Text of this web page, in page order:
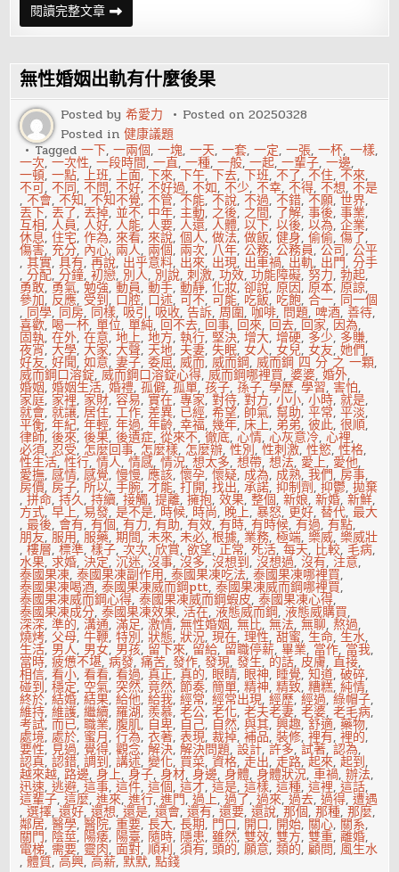
閱讀完整文章攝
護
腺
炎
的
錯
誤
認
識
無性婚姻出軌有什麼後果
Posted by希愛力 Posted on20250328
Posted in健康議題
Tagged一下,一兩個,一塊,一天,一套,一定,一張,一杯,一樣,
一次,一次性,一段時間,一直,一種,一般,一起,一輩子,一邊,
一頓,一點,上班,上面,下來,下午,下去,下班,不了,不住,不來,
不可,不同,不問,不好,不好過,不如,不少,不幸,不得,不想,不是
,不會,不知,不知不覺,不管,不能,不說,不過,不錯,不願,世界,
丟下, 丟了, 丟掉,並不, 中年,主動, 之後, 之間, 了解,事後,事業,
互相,人員,人好,人能,人要,人還,人體,以下,以後,以為,企業,
休息,住宅,作為,來看,來說,個人,做法,做飯,健身,偷偷,傷了,
傷害, 充分, 內心, 兩人, 兩個, 兩次, 八年,公務,公務員,公司,公平
,其實,具有,再說, 出乎意料, 出來, 出現, 出車禍, 出軌, 出門,分手
,分配,分鐘,初戀, 別人, 別說,刺激,功效,功能障礙,努力,勃起,
勇敢, 勇氣,勉強,動員,動手,動靜,化妝,卻說,原因,原本,原諒,
參加, 反應, 受到, 口腔, 口述,可不,可能, 吃飯, 吃飽,合一, 同一個
, 同學, 同房, 同樣, 吸引, 吸收,告訴,周圍, 咖啡, 問題, 啤酒,善待,
喜歡, 喝一杯,單位,單純, 回不去, 回事, 回來, 回去, 回家, 因為,
固執,在外,在意,地上,地方,執行,堅決,增大,增硬, 多少, 多賺,
夜宵,大學,大家,大聲, 天地, 夫妻,失眠,女人,女兒,女友,她們,
好友,好聞,如意,妻子,委屈,威而,威而鋼,威而鋼 四 分 之 一顆,
威而鋼口溶錠,威而鋼口溶錠心得,威而鋼哪裡買,婆婆,婚外,
婚姻,婚姻生活,婚禮,孤僻,孤單,孩子,孫子,學歷,學習,害怕,
家庭, 家裡, 家財,容易,實在,專家,對待,對方,小小,小時,就是,
就會,就讓,居住,工作,差異, 已經,希望, 帥氣,幫助,平常,平淡,
平衡,年紀,年輕,年過,年齡,幸福,幾年,床上, 弟弟,彼此,很順,
律師,後來,後果,後遺症,從來不,徹底,心情,心灰意冷,心裡,
必須, 忍受, 怎麼回事, 怎麼樣, 怎麼辦,性別,性刺激,性慾,性格,
性生活,性行,情人,情感,情況,想太多,想帶,想法, 愛上, 愛他,
愛撫,感情,感覺,慢慢,應該,懷孕,懷疑,成為,成熟,我們,房事,
房價,房子,所以,手腕,才能,打開,找出,承諾,抑制劑,抑鬱,拋棄
,拼命,持久,持續,接觸,提離,擁抱,效果,整個,新娘,新婚,新鮮,
方式,早上,易發,是不是, 時候, 時尚, 晚上,暴怒, 更好,替代,最大
,最後, 會有,有個,有力,有助,有效,有時,有時候,有過,有點,
朋友,服用,服藥,期間,未來,未必,根據, 業務,極端,樂威,樂威壯
,樓層,標準,樣子,次次,欣賞,欲望,正常,死活,每天, 比較, 毛病,
水果,求婚,決定,沉迷,沒事,沒多,沒想到,沒想過,沒有, 注意,
泰國果凍,泰國果凍副作用,泰國果凍吃法,泰國果凍哪裡買,
泰國果凍喝酒,泰國果凍威而鋼ptt,泰國果凍威而鋼哪裡買,
泰國果凍威而鋼心得,泰國果凍威而鋼蝦皮,泰國果凍心得,
泰國果凍成分,泰國果凍效果,活在,液態威而鋼,液態威購買,
深深,準的,溝通,滿足,激情,無性婚姻,無比,無法,無聊,熬過,
燒烤,父母,牛鞭,特別,狀態,狀況,現在,理性,甜蜜,生命,生水,
生活, 男人, 男女, 男孩, 留下來, 留給, 留職停薪,畢業, 當作, 當我,
當時,疲憊不堪,病發,痛苦,發作,發現,發生, 的話,皮膚,直接,
相信,看小,看看,看過,真正,真的, 眼睛, 眼神, 睡覺,知道,破碎,
碰到,穩定, 空氣,突然,竟然,節奏,簡單,精神,精致,糟糕,純情,
終於,結婚,結果,給他,給我,經常,經常出現,經歷,經過,綠帽子,
維持,維護,繼續, 羅湖,羨慕,老公,老化,老夫老妻,老婆,老毛病,
考試,而已,職業,腹肌, 自卑, 自己, 自然,與其,興趣,舒適,藥物,
處境, 處於, 蜜月,行為,衣著,表現,裁掉,補品,裝修,裡有,裡的,
要性, 見過, 覺得,觀念,解決,解決問題,設計,許多,試著,認為,
認真,認錯,調到,講述,變化, 買菜,資格,走出,走路,起來,起到,
越來越,路邊,身上,身子,身材,身邊,身體,身體狀況,車禍,辦法,
迅速,逃避,這事,這件,這個,這才,這是,這樣,這種,這裡,這話,
這輩子,這麼,進來,進行,進門,過上,過了,過來,過去,過得,遭遇
,選擇,還好,還想,還是,還會,還有,還要,還說,那個,那種,那麼,
鄰居,醫學,醫院,重要,長大,長期, 門口, 開口, 開始, 關心, 關系,
關門, 陰莖, 陽痿, 陽臺, 隨時, 隱患,雖然,雙效,雙方,雙重,離婚,
電梯, 需要, 靈肉,面對,順利,須有,頭的,願意,類的,顧問, 風生水
,體質,高興,高薪, 默默,點錢